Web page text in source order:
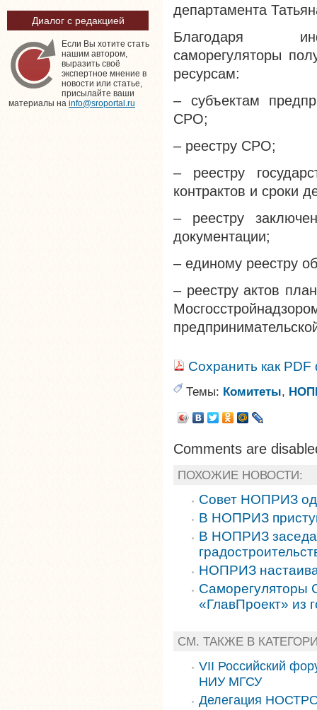
Диалог с редакцией
Если Вы хотите стать
нашим автором,
выразить своё
экспертное мнение в
новости или статье,
присылайте ваши
материалы на info@sroportal.ru
департамента
Благодаря
саморегуляторы
ресурсам:
– субъектам
СРО;
– реестру СРО;
– реестру
контрактов и сроки
– реестру
документации;
– единому реестру
– реестру актов
Сохранить как
Темы: Комитеты,
Comments are
ПОХОЖИЕ НОВОСТИ:
Совет НОПРИЗ
В НОПРИЗ
В НОПРИЗ
НОПРИЗ
Саморегуляторы
«ГлавПроект» из
СМ. ТАКЖЕ В
VII Российский
НИУ МГСУ
Делегация